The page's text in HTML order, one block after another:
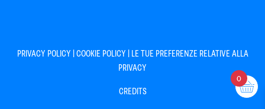
PRIVACY POLICY |COOKIE POLICY | LE TUE PREFERENZE RELATIVE ALLA
PRIVACY
CREDITS
0